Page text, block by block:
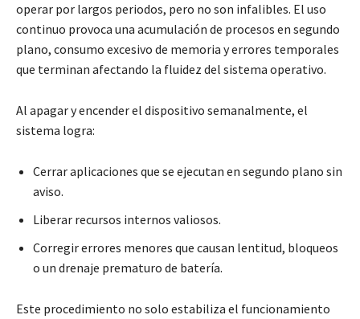
operar por largos periodos, pero no son infalibles. El uso
continuo provoca una acumulación de procesos en segundo
plano, consumo excesivo de memoria y errores temporales
que terminan afectando la fluidez del sistema operativo.
Al apagar y encender el dispositivo semanalmente, el
sistema logra:
Cerrar aplicaciones que se ejecutan en segundo plano sin
aviso.
Liberar recursos internos valiosos.
Corregir errores menores que causan lentitud, bloqueos
o un drenaje prematuro de batería.
Este procedimiento no solo estabiliza el funcionamiento